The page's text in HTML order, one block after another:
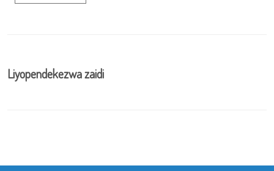
Liyopendekezwa zaidi